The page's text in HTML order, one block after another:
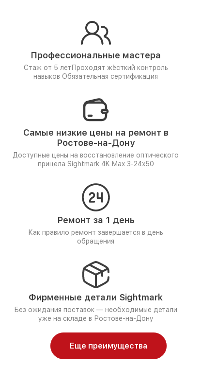
Профессиональные мастера
Стаж от 5 лет Проходят жёсткий контроль
навыков Обязательная сертификация
Самые низкие цены на ремонт в
Ростове-на-Дону
Доступные цены на восстановление оптического
прицела Sightmark 4K Max 3-24x50
Ремонт за 1 день
Как правило ремонт завершается в день
обращения
Фирменные детали Sightmark
Без ожидания поставок — необходимые детали
уже на складе в Ростове-на-Дону
Еще преимущества